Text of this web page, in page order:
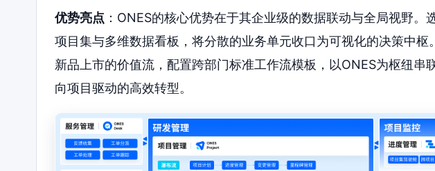
优势亮点 ：ONES的核心优势在于其企业级的数据联动与全局视野。
项目集与多维数据看板，将分散的业务单元收口为可视化的决策中枢
新品上市的价值流，配置跨部门标准工作流模板，以ONES为枢纽串
向项目驱动的高效转型。